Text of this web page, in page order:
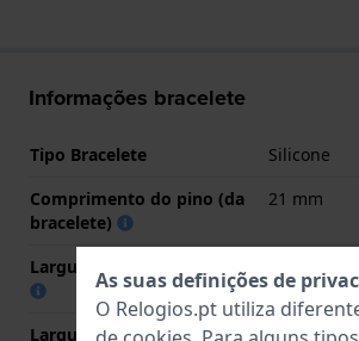
Informações bracelete
Tipo Bracelete
Silicone
Comprimento do pino (da
bracelete)
21 mm
Largura das extremidades
Largura da bracelete na 20 mm
As suas definições de
O Relogios.pt utiliza